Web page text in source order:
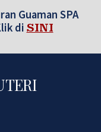
Guaman SPA
di SINI